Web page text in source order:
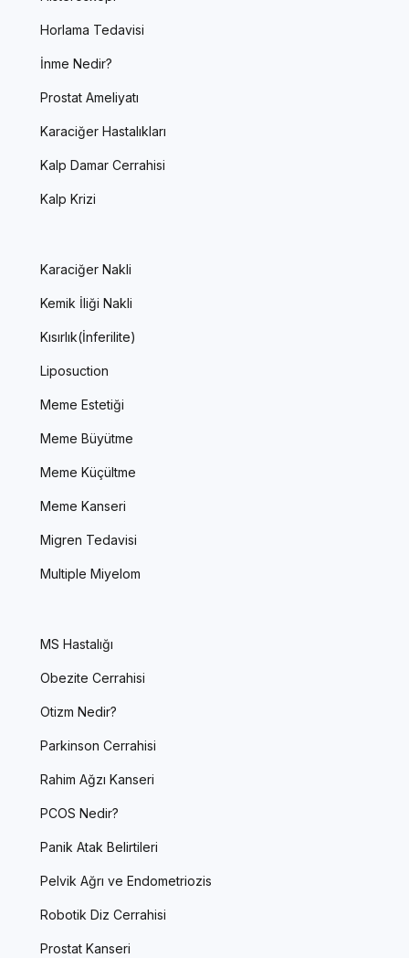
Horlama Tedavisi
İnme Nedir?
Prostat Ameliyatı
Karaciğer Hastalıkları
Kalp Damar Cerrahisi
Kalp Krizi
Karaciğer Nakli
Kemik İliği Nakli
Kısırlık(İnferilite)
Liposuction
Meme Estetiği
Meme Büyütme
Meme Küçültme
Meme Kanseri
Migren Tedavisi
Multiple Miyelom
MS Hastalığı
Obezite Cerrahisi
Otizm Nedir?
Parkinson Cerrahisi
Rahim Ağzı Kanseri
PCOS Nedir?
Panik Atak Belirtileri
Pelvik Ağrı ve Endometriozis
Robotik Diz Cerrahisi
Prostat Kanseri